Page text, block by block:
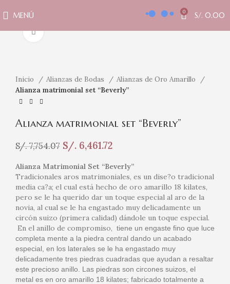
MENÚ 0 S/. 0.00
Clic para ampliar
Inicio Alianzas de Bodas
Alianzas de Oro Amarillo
Alianza matrimonial set “Beverly”
Alianza matrimonial set “Beverly”
S/.7,754.07 S/. 6,461.72
Alianza Matrimonial Set “Beverly”
Tradicionales aros matrimoniales, es un dise?o tradicional
media ca?a; el cual está hecho de oro amarillo 18 kilates,
pero se le ha querido dar un toque especial al aro de la
novia, al cual se le ha engastado muy delicadamente un
circón suizo (primera calidad) dándole un toque especial.
En el anillo de compromiso, tiene un engaste fino que luce
completa mente a la piedra central dando un acabado
especial, en los laterales se le ha engastado muy
delicadamente tres piedras cuadradas que ayudan a resaltar
este precioso anillo. Las piedras son circones suizos, el
metal es en oro amarillo 18 kilates; fabricado totalmente a